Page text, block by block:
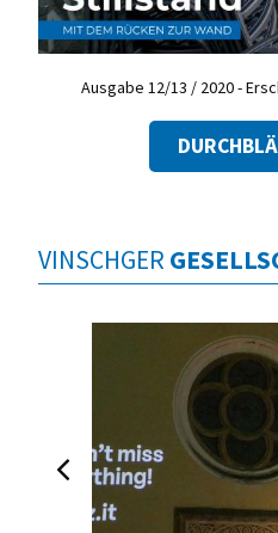
Ausgabe 12/13 / 2020 -
VINSCHGER